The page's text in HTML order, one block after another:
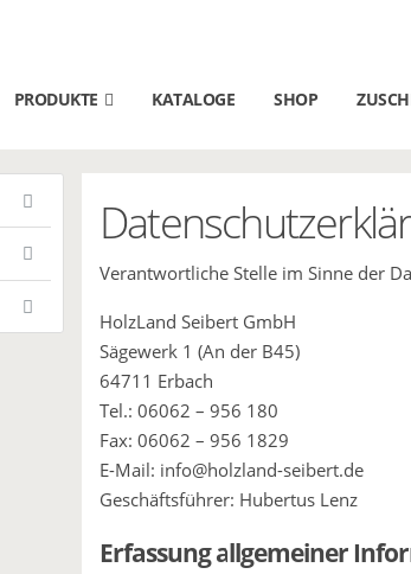
PRODUKTE KATALOGE SHOP
Verantwortliche Stelle im Sinne der
HolzLand Seibert GmbH
Sägewerk 1 (An der B45)
64711 Erbach
Tel.: 06062 – 956 180
Fax: 06062 – 956 1829
E-Mail: info@holzland-seibert.de
Geschäftsführer: Hubertus Lenz
Erfassung allgemeiner